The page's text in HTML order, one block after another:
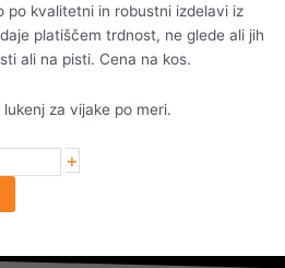
po kvalitetni in robustni izdelavi iz
platiščem trdnost, ne glede ali jih
ali na pisti. Cena na kos.
za vijake po meri.
+